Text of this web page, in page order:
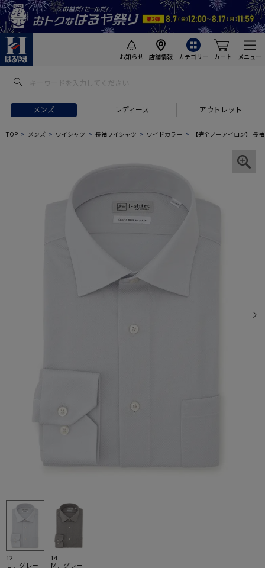
お知らせ 店舗情報 カテゴリー カート メニュー
メンズ レディース アウトレット
TOP メンズ ワイシャツ 長袖ワイシャツ ワイドカラー 【完全ノーアイロン】 長
12
Ｌ．グレー
14
Ｍ．グレー